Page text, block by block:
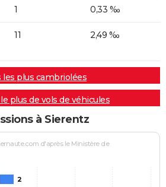
1 0,33 ‰
11 2,49 ‰
les plus cambriolées
plus de vols de véhicules
à Sierentz
d'après le Ministère de
2